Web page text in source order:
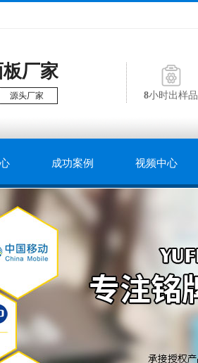
厂家
源头厂家 8小时出样品
成功案例 视频中心